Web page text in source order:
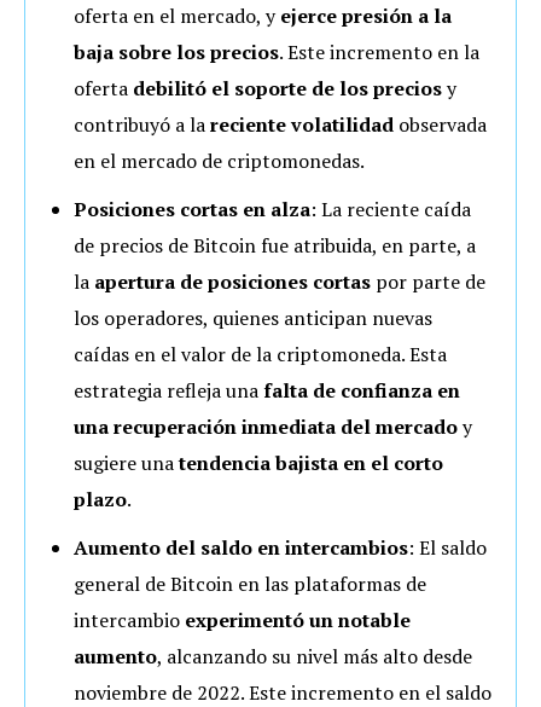
oferta en el mercado, yejerce presión a la
baja sobre los precios. Este incremento en la
oferta debilitó el soporte de los preciosy
contribuyó a lareciente volatilidad observada
en el mercado de criptomonedas.
Posiciones cortas en alza: La reciente caída
de precios de Bitcoin fue atribuida, en parte, a
la apertura de posiciones cortas por parte de
los operadores, quienes anticipan nuevas
caídas en el valor de la criptomoneda. Esta
estrategia refleja unafalta de confianza en
una recuperación inmediata del mercadoy
sugiere unatendencia bajista en el corto
plazo.
Aumento del saldo en intercambios: El saldo
general de Bitcoin en las plataformas de
intercambio experimentó un notable
aumento, alcanzando su nivel más alto desde
noviembre de 2022. Este incremento en el saldo